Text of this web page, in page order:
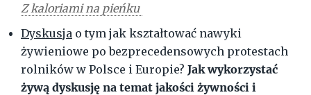
Z kaloriami na pieńku
Dyskusja o tym jak kształtować nawyki
żywieniowe po bezprecedensowych protestach
rolników w Polsce i Europie? Jak wykorzystać
żywą dyskusję na temat jakości żywności i